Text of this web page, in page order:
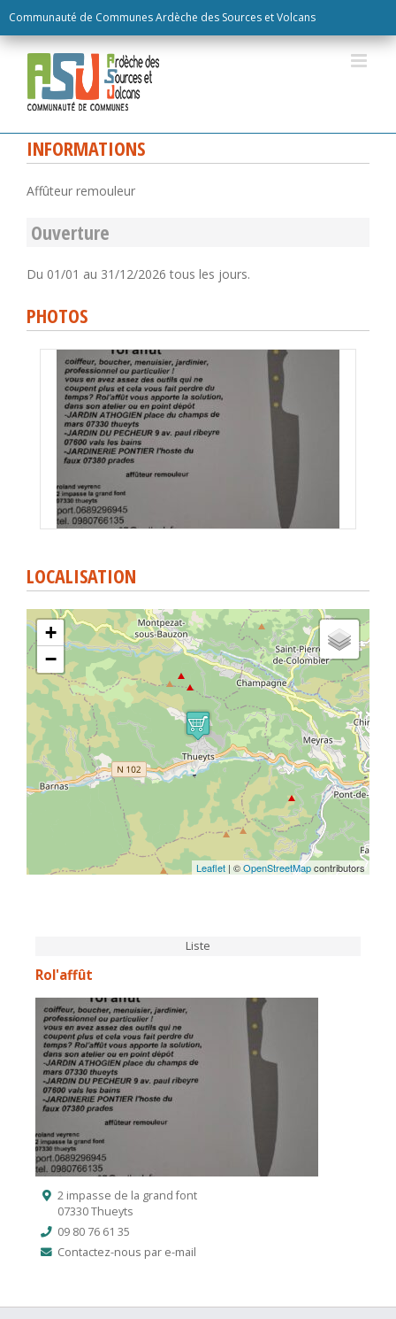
Communauté de Communes Ardèche des Sources et Volcans
to
content
INFORMATIONS
Affûteur remouleur
Ouverture
Du 01/01 au 31/12/2026 tous les jours.
PHOTOS
LOCALISATION
+
−
Leaflet | ©OpenStreetMapcontributors
Liste
Rol'affût
2 impasse de la grand font
07330 Thueyts
09 80 76 61 35
Contactez-nous par e-mail